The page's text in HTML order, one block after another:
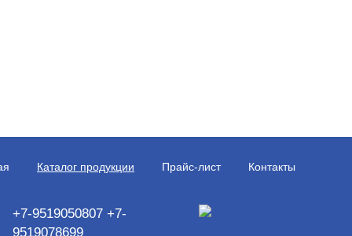
Каталог продукции Прайс-лист Контакты
+7-9519050807 +7-
9519078699